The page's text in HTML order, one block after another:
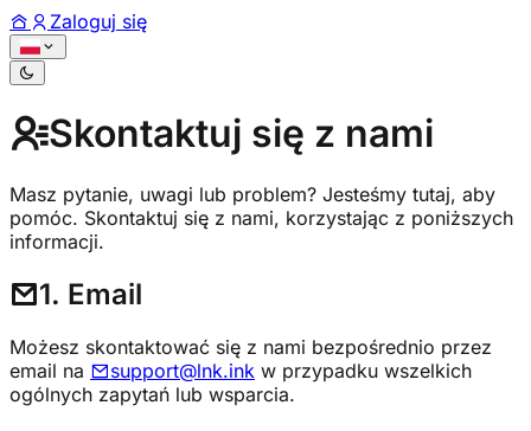
Zaloguj się
Skontaktuj się z nami
Masz pytanie, uwagi lub problem? Jesteśmy tutaj, aby
pomóc. Skontaktuj się z nami, korzystając z poniższych
informacji.
1. Email
Możesz skontaktować się z nami bezpośrednio przez
email na
support@lnk.ink w przypadku wszelkich
ogólnych zapytań lub wsparcia.